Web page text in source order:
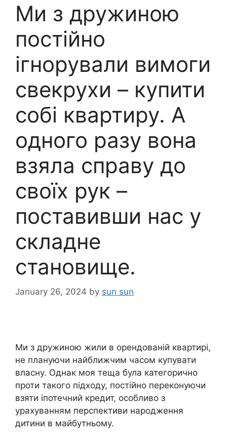
Ми з дружиною
постійно
ігнорували вимоги
свекрухи – купити
собі квартиру. А
одного разу вона
взяла справу до
своїх рук –
поставивши нас у
складне
становище.
January 26, 2024 by sun sun
Ми з дружиною жили в орендованій квартирі,
не плануючи найближчим часом купувати
власну. Однак моя теща була категорично
проти такого підходу, постійно переконуючи
взяти іпотечний кредит, особливо з
урахуванням перспективи народження
дитини в майбутньому.